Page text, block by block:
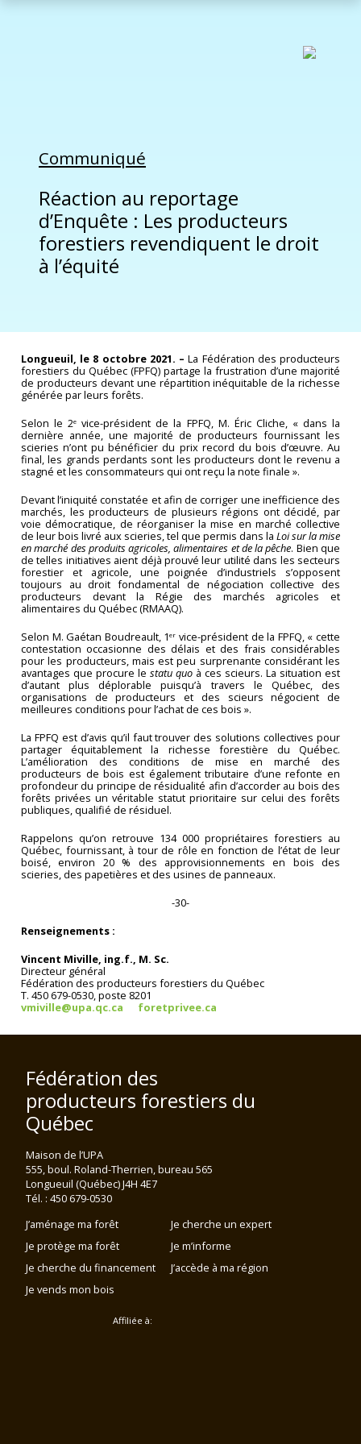
Communiqué
Réaction au reportage
d’Enquête : Les producteurs
forestiers revendiquent le droit
à l’équité
Longueuil, le 8 octobre 2021. –La Fédération des producteurs
forestiers du Québec (FPFQ) partage la frustration d’une majorité
de producteurs devant une répartition inéquitable de la richesse
générée par leurs forêts.
Selon le 2e vice-président de la FPFQ, M. Éric Cliche, « dans la
dernière année, une majorité de producteurs fournissant les
scieries n’ont pu bénéficier du prix record du bois d’œuvre. Au
final, les grands perdants sont les producteurs dont le revenu a
stagné et les consommateurs qui ont reçu la note finale ».
Devant l’iniquité constatée et afin de corriger une inefficience des
marchés, les producteurs de plusieurs régions ont décidé, par
voie démocratique, de réorganiser la mise en marché collective
de leur bois livré aux scieries, tel que permis dans la Loi sur la mise
en marché des produits agricoles, alimentaires et de la pêche. Bien que
de telles initiatives aient déjà prouvé leur utilité dans les secteurs
forestier et agricole, une poignée d’industriels s’opposent
toujours au droit fondamental de négociation collective des
producteurs devant la Régie des marchés agricoles et
alimentaires du Québec (RMAAQ).
Selon M. Gaétan Boudreault, 1er vice-président de la FPFQ, « cette
contestation occasionne des délais et des frais considérables
pour les producteurs, mais est peu surprenante considérant les
avantages que procure le statu quo à ces scieurs. La situation est
d’autant plus déplorable puisqu’à travers le Québec, des
organisations de producteurs et des scieurs négocient de
meilleures conditions pour l’achat de ces bois ».
La FPFQ est d’avis qu’il faut trouver des solutions collectives pour
partager équitablement la richesse forestière du Québec.
L’amélioration des conditions de mise en marché des
producteurs de bois est également tributaire d’une refonte en
profondeur du principe de résidualité afin d’accorder au bois des
forêts privées un véritable statut prioritaire sur celui des forêts
publiques, qualifié de résiduel.
Rappelons qu’on retrouve 134 000 propriétaires forestiers au
Québec, fournissant, à tour de rôle en fonction de l’état de leur
boisé, environ 20 % des approvisionnements en bois des
scieries, des papetières et des usines de panneaux.
-30-
Renseignements :
Vincent Miville, ing.f., M. Sc.
Directeur général
Fédération des producteurs forestiers du Québec
T. 450 679-0530, poste 8201
vmiville@upa.qc.ca
foretprivee.ca
Fédération des
producteurs forestiers du
Québec
Maison de l’UPA
555, boul. Roland-Therrien, bureau 565
Longueuil (Québec) J4H 4E7
Tél. : 450 679-0530
J’aménage ma forêt
Je protège ma forêt
Je cherche du financement
Je vends mon bois
Je cherche un expert
Je m’informe
J’accède à ma région
Affiliée à: